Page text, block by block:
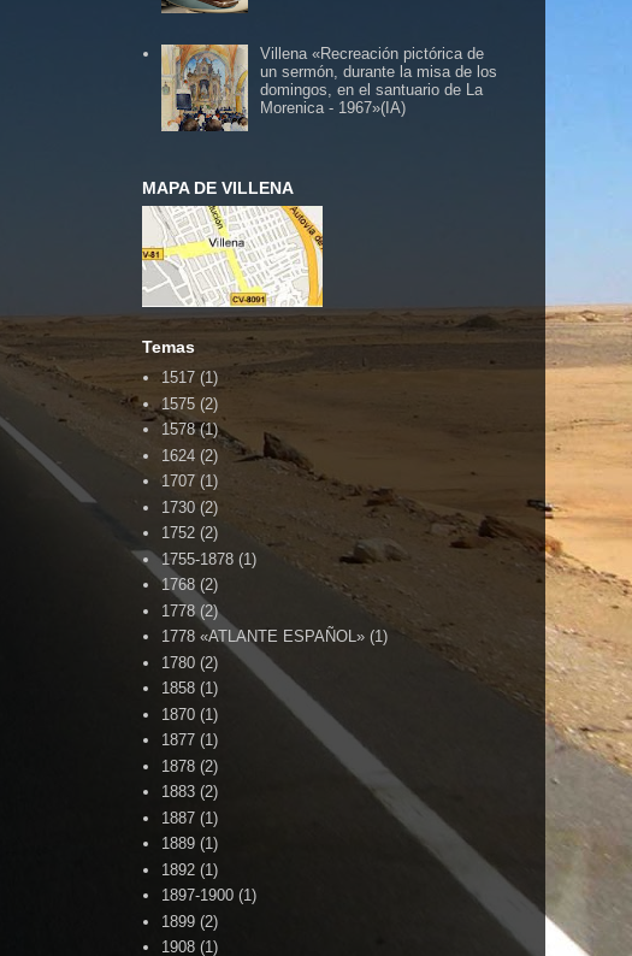
Villena «Recreación pictórica de
un sermón, durante la misa de los
domingos, en el santuario de La
Morenica - 1967»(IA)
MAPA DE VILLENA
Temas
1517 (1)
1575 (2)
1578 (1)
1624 (2)
1707 (1)
1730 (2)
1752 (2)
1755-1878 (1)
1768 (2)
1778 (2)
1778 «ATLANTE ESPAÑOL» (1)
1780 (2)
1858 (1)
1870 (1)
1877 (1)
1878 (2)
1883 (2)
1887 (1)
1889 (1)
1892 (1)
1897-1900 (1)
1899 (2)
1908 (1)